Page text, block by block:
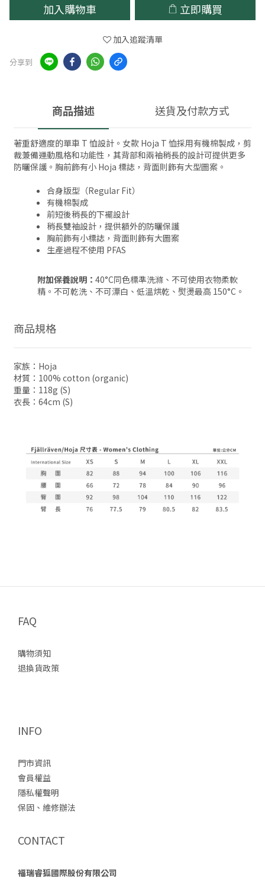
加入購物車 立即購買
加入追蹤清單
分享到
商品描述 送貨及付款方式
著重舒適度的單車 T 恤設計。女款 Hoja T 恤採用有機棉製成，剪
裁兼備運動風格和功能性，其背部和兩袖稍長的設計可提供更多
防曬保護。胸前飾有小 Hoja 標誌，背面則飾有大型圖案。
合身版型（Regular Fit）
有機棉製成
前短後稍長的下襬設計
稍長雙袖設計，提供額外的防曬保護
胸前飾有小標誌，背面則飾有大圖案
生產過程不使用 PFAS
附加保養說明： 40°C同色標準洗滌、不可使用衣物柔軟
精。不可乾洗、不可漂白、低溫烘乾、熨燙最高 150°C。
商品規格
家族：Hoja
材質：100% cotton (organic)
重量：118g (S)
衣長：64cm (S)
FAQ
購物須知
退換貨政策
INFO
門市資訊
會員權益
隱私權聲明
保固、維修辦法
CONTACT
福瑞睿狐國際股份有限公司